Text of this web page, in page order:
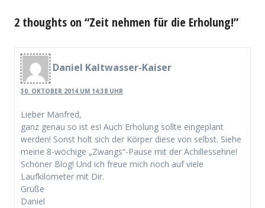
2 thoughts on “Zeit nehmen für die Erholung!”
Daniel Kaltwasser-Kaiser
30. OKTOBER 2014 UM 14:38 UHR
Lieber Manfred,
ganz genau so ist es! Auch Erholung sollte eingeplant
werden! Sonst holt sich der Körper diese von selbst. Siehe
meine 8-wöchige „Zwangs“-Pause mit der Achillessehne!
Schöner Blog! Und ich freue mich noch auf viele
Laufkilometer mit Dir.
Grüße
Daniel